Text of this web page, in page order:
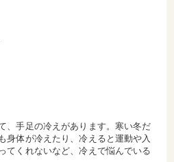
、手足の冷えがあります。寒い冬だ
身体が冷えたり、冷えると運動や入
てくれないなど、冷えで悩んでいる